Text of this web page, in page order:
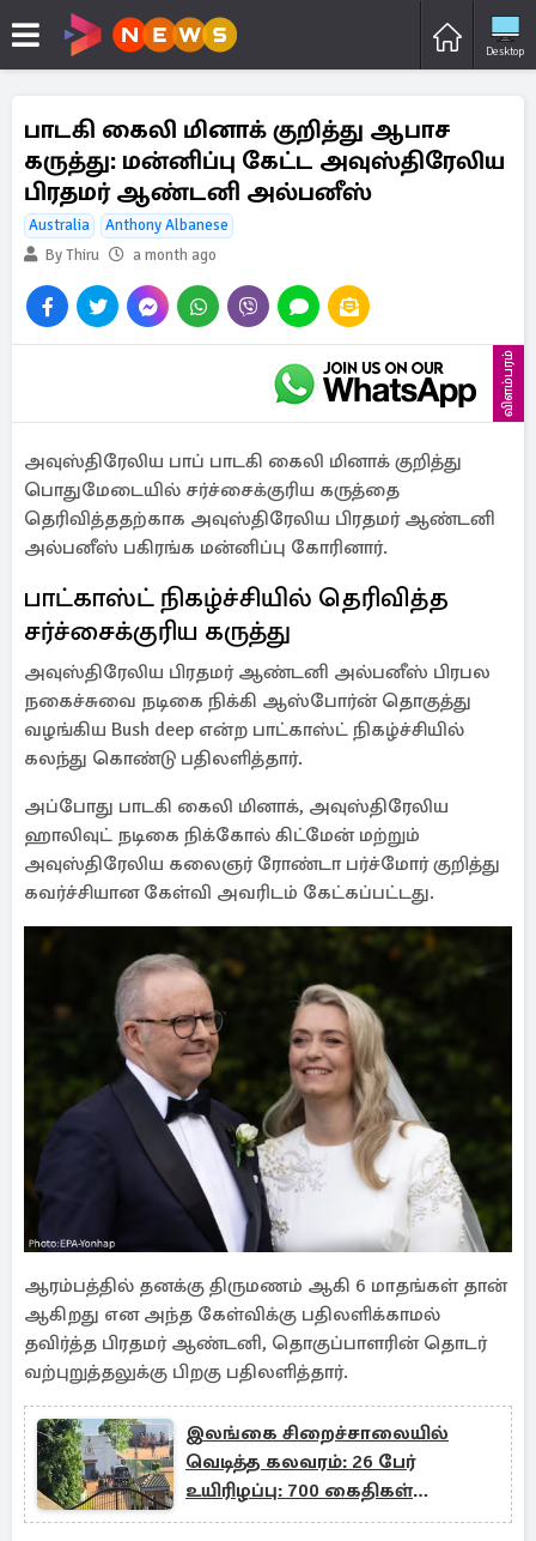
Desktop
பாடகி கைலி மினாக் குறித்து ஆபாச
கருத்து: மன்னிப்பு கேட்ட அவுஸ்திரேலிய
பிரதமர் ஆண்டனி அல்பனீஸ்
Australia
Anthony Albanese
By Thiru
a month ago
விளம்பரம்
அவுஸ்திரேலிய பாப் பாடகி கைலி மினாக் குறித்து
பொதுமேடையில் சர்ச்சைக்குரிய கருத்தை
தெரிவித்ததற்காக அவுஸ்திரேலிய பிரதமர் ஆண்டனி
அல்பனீஸ் பகிரங்க மன்னிப்பு கோரினார்.
பாட்காஸ்ட் நிகழ்ச்சியில் தெரிவித்த
சர்ச்சைக்குரிய கருத்து
அவுஸ்திரேலிய பிரதமர் ஆண்டனி அல்பனீஸ் பிரபல
நகைச்சுவை நடிகை நிக்கி ஆஸ்போர்ன் தொகுத்து
வழங்கிய Bush deep என்ற பாட்காஸ்ட் நிகழ்ச்சியில்
கலந்து கொண்டு பதிலளித்தார்.
அப்போது பாடகி கைலி மினாக், அவுஸ்திரேலிய
ஹாலிவுட் நடிகை நிக்கோல் கிட்மேன் மற்றும்
அவுஸ்திரேலிய கலைஞர் ரோண்டா பர்ச்மோர் குறித்து
கவர்ச்சியான கேள்வி அவரிடம் கேட்கப்பட்டது.
ஆரம்பத்தில் தனக்கு திருமணம் ஆகி 6 மாதங்கள் தான்
ஆகிறது என அந்த கேள்விக்கு பதிலளிக்காமல்
தவிர்த்த பிரதமர் ஆண்டனி, தொகுப்பாளரின் தொடர்
வற்புறுத்தலுக்கு பிறகு பதிலளித்தார்.
இலங்கை சிறைச்சாலையில்
வெடித்த கலவரம்: 26 பேர்
உயிரிழப்பு: 700 கைதிகள்
இடமாற்றம்